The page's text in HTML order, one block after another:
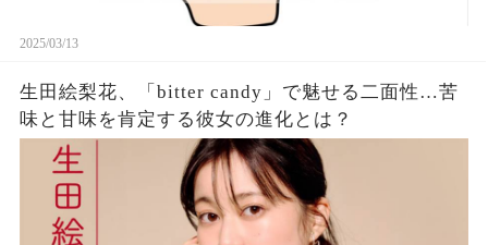
2025/03/13
生田絵梨花、「bitter candy」で魅せる二面性…苦
味と甘味を肯定する彼女の進化とは？